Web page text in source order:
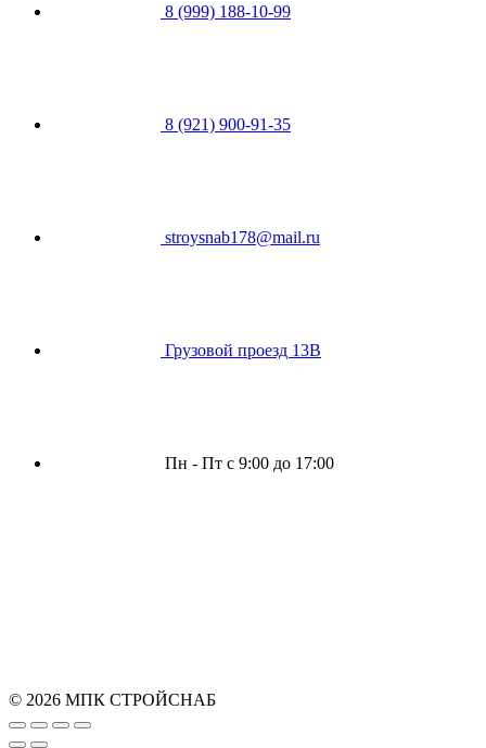
8 (999) 188-10-99
8 (921) 900-91-35
stroysnab178@mail.ru
Грузовой проезд 13В
Пн - Пт с 9:00 до 17:00
© 2026 МПК СТРОЙСНАБ